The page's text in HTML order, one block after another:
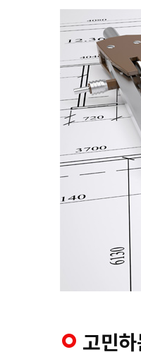
고민